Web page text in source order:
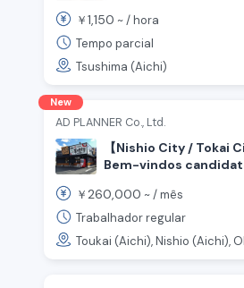
Província de Aichi》
￥1,150 ~ /hora
Tempo parcial
Tsushima (Aichi)
New
AD PLANNER Co., Ltd.
【Nishio City / Tokai
Bem-vindos
Recrutamento para
restaurante e equipe
￥260,000 ~ /mês
Trabalhador regular
Toukai (Aichi), Nishio (Aichi),